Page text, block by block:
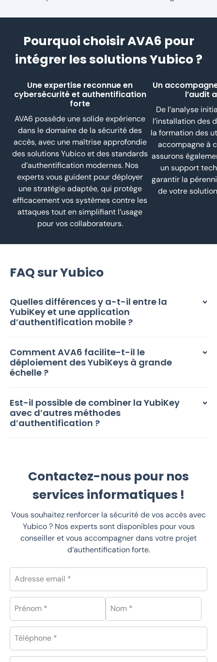
Pourquoi choisir AVA6 pour
intégrer les solutions Yubico ?
Une expertise reconnue en
cybersécurité et authentification
forte
AVA6 possède une solide expérience
dans le domaine de la sécurité des
accès, avec une maîtrise approfondie
des solutions Yubico et des standards
d’authentification modernes. Nos
experts vous guident pour déployer
une stratégie adaptée, qui protège
efficacement vos systèmes contre les
attaques tout en simplifiant l’usage
pour vos collaborateurs.
Un
l’audit
De l’analyse
l’installation des
la formation des
accompagne à
assurons
un support
garantir la
de votre
FAQ sur Yubico
Quelles différences y a-t-il entre la
YubiKey et une application
d’authentification mobile ?
Comment AVA6 facilite-t-il le
déploiement des YubiKeys à grande
échelle ?
Est-il possible de combiner la YubiKey
avec d’autres méthodes
d’authentification ?
Contactez-nous pour nos
services informatiques !
Vous souhaitez renforcer la sécurité de vos accès avec
Yubico ? Nos experts sont disponibles pour vous
conseiller et vous accompagner dans votre projet
d’authentification forte.
Adresse email *
Prénom * Nom *
Téléphone *